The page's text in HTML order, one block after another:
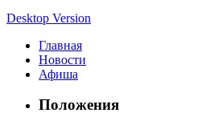
Desktop Version
Главная
Новости
Афиша
Положения